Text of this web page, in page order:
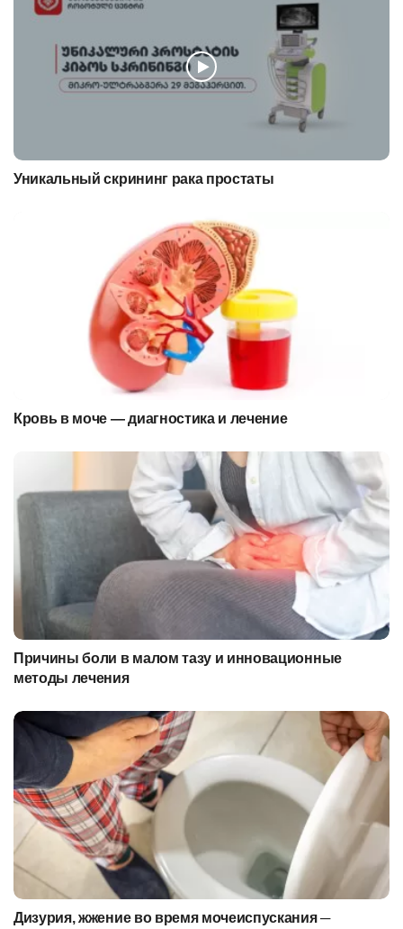
Уникальный скрининг рака простаты
Кровь в моче — диагностика и лечение
Причины боли в малом тазу и инновационные
методы лечения
Дизурия, жжение во время мочеиспускания ─